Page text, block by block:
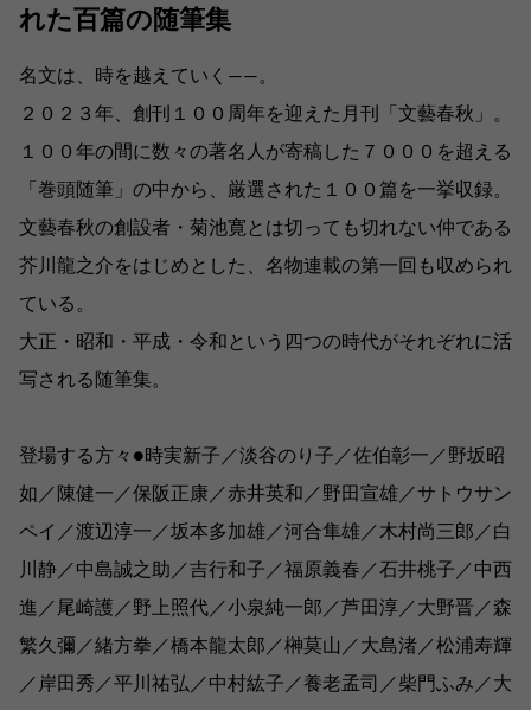
れた百篇の随筆集
名文は、時を越えていく――。
２０２３年、創刊１００周年を迎えた月刊「文藝春秋」。
１００年の間に数々の著名人が寄稿した７０００を超える
「巻頭随筆」の中から、厳選された１００篇を一挙収録。
文藝春秋の創設者・菊池寛とは切っても切れない仲である
芥川龍之介をはじめとした、名物連載の第一回も収められ
ている。
大正・昭和・平成・令和という四つの時代がそれぞれに活
写される随筆集。
登場する方々●時実新子／淡谷のり子／佐伯彰一／野坂昭
如／陳健一／保阪正康／赤井英和／野田宣雄／サトウサン
ペイ／渡辺淳一／坂本多加雄／河合隼雄／木村尚三郎／白
川静／中島誠之助／吉行和子／福原義春／石井桃子／中西
進／尾崎護／野上照代／小泉純一郎／芦田淳／大野晋／森
繁久彌／緒方拳／橋本龍太郎／榊莫山／大島渚／松浦寿輝
／岸田秀／平川祐弘／中村紘子／養老孟司／柴門ふみ／大